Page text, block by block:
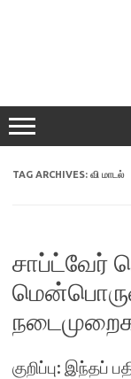
TAG ARCHIVES: வி மாடல்
சாப்ட்வேர்
குறிப்பு: இந்தப்